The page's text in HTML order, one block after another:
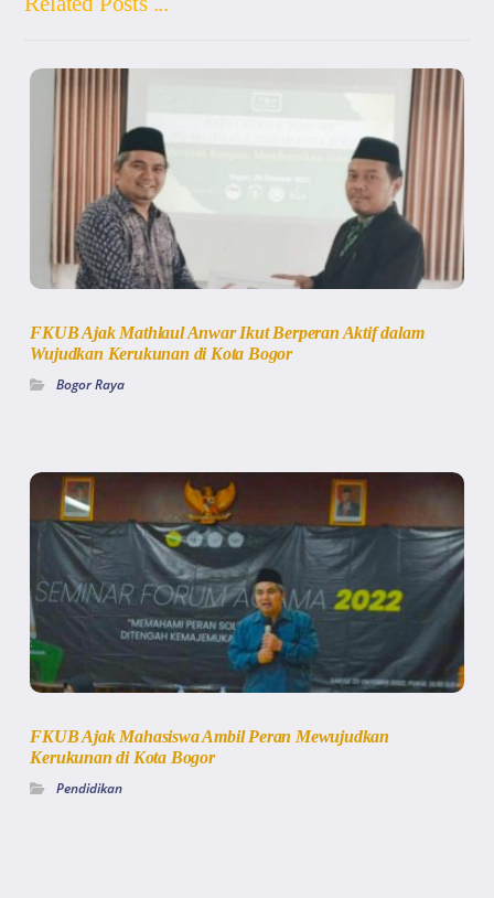
FKUB Ajak Mathlaul Anwar Ikut Berperan Aktif dalam
Wujudkan Kerukunan di Kota Bogor
Bogor Raya
FKUB Ajak Mahasiswa Ambil Peran Mewujudkan
Kerukunan di Kota Bogor
Pendidikan